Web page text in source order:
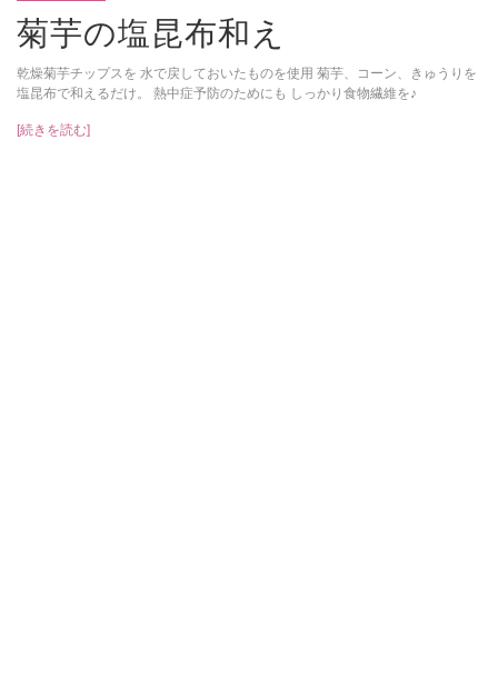
菊芋の塩昆布和え
乾燥菊芋チップスを 水で戻しておいたものを使用 菊芋、コーン、きゅうりを
塩昆布で和えるだけ。 熱中症予防のためにも しっかり食物繊維を♪
[続きを読む]